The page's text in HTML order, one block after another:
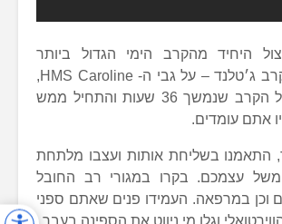
היחיד מהקרב הימי הגדול ביותר
בהיסטוריה – קרב ג׳טלנד – על גבי ה- HMS Caroline,
קבלו פרטים על הקרב שנמשך 36 שעות והתחיל ממש
אתם עומדים.
התאמנו בשליחת אותות ועצבו מלתחת
משל עצמכם. בקרו במגורי רב החובל
וכן במרפאה. העמידו פנים שאתם ספני
וגלו מי ניווט את הספינה בעבר.